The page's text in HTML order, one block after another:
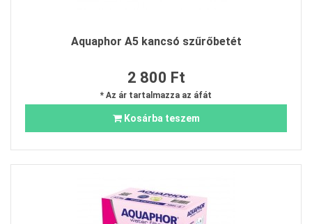
Aquaphor A5 kancsó szűrőbetét
2 800 Ft
* Az ár tartalmazza az áfát
Kosárba teszem